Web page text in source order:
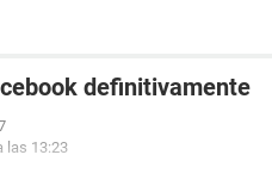
definitivamente
las 13:23